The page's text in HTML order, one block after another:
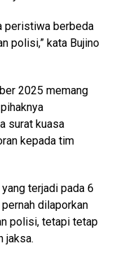
peristiwa berbeda
polisi,” kata Bujino
2025 memang
surat kuasa
kepada tim
terjadi pada 6
dilaporkan
polisi, tetapi tetap
jaksa.